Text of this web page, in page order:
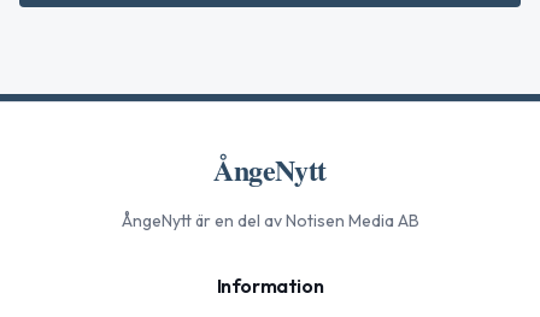
ÅngeNytt
ÅngeNyttär en del av Notisen Media AB
Information